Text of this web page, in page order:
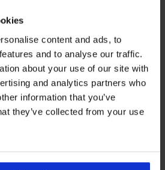
content and ads, to
and to analyse our traffic.
about your use of our site with
and analytics partners who
information that you’ve
they’ve collected from your use